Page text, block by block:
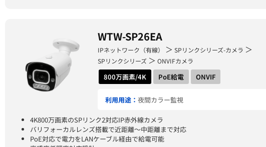
WTW-SP26EA
IPネットワーク（有線） ＞ SPリンクシリーズ-カメラ ＞
SPリンクシリーズ ＞ ONVIFカメラ
800万画素/4K PoE給電 ONVIF
利用用途： 夜間カラー監視
4K800万画素のSPリンク2対応IP赤外線カメラ
バリフォーカルレンズ搭載で近距離～中距離まで対応
PoE対応で電力をLANケーブル経由で給電可能